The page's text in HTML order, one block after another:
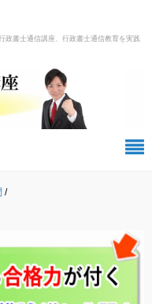
政書士通信講座、行政書士通信教育を実践
/